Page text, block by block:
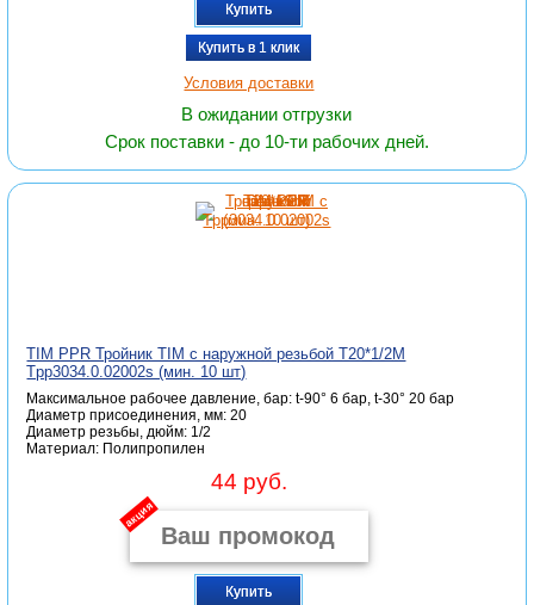
Купить
Купить в 1 клик
Условия доставки
В ожидании отгрузки
Срок поставки - до 10-ти рабочих дней.
TIM PPR Тройник TIM с наружной резьбой T20*1/2M
Tpp3034.0.02002s (мин. 10 шт)
Максимальное рабочее давление, бар: t-90° 6 бар, t-30° 20 бар
Диаметр присоединения, мм: 20
Диаметр резьбы, дюйм: 1/2
Материал: Полипропилен
44 руб.
акция
Купить